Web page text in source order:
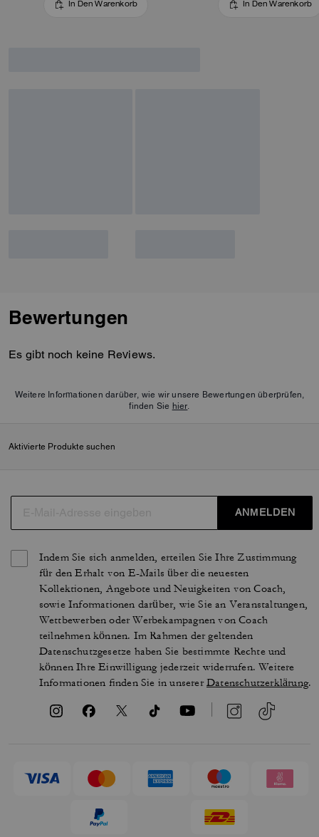
In Den Warenkorb In Den Warenkorb
Bewertungen
Es gibt noch keine Reviews.
Weitere Informationen darüber, wie wir unsere Bewertungen überprüfen,
finden Sie hier
Aktivierte Produkte suchen
ANMELDEN
Indem Sie sich anmelden, erteilen Sie Ihre Zustimmung
für den Erhalt von E-Mails über die neuesten
Kollektionen, Angebote und Neuigkeiten von Coach,
sowie Informationen darüber, wie Sie an Veranstaltungen,
Wettbewerben oder Werbekampagnen von Coach
teilnehmen können. Im Rahmen der geltenden
Datenschutzgesetze haben Sie bestimmte Rechte und
können Ihre Einwilligung jederzeit widerrufen. Weitere
Informationen finden Sie in unsererDatenschutzerklärung.